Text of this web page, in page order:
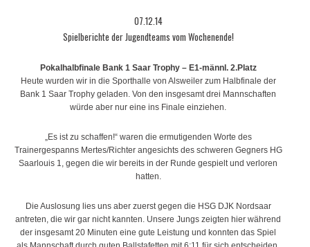
07.12.14
Spielberichte der Jugendteams vom Wochenende!
Pokalhalbfinale Bank 1 Saar Trophy – E1-männl. 2.Platz
Heute wurden wir in die Sporthalle von Alsweiler zum Halbfinale der
Bank 1 Saar Trophy geladen. Von den insgesamt drei Mannschaften
würde aber nur eine ins Finale einziehen.
„Es ist zu schaffen!“ waren die ermutigenden Worte des
Trainergespanns Mertes/Richter angesichts des schweren Gegners HG
Saarlouis 1, gegen die wir bereits in der Runde gespielt und verloren
hatten.
Die Auslosung lies uns aber zuerst gegen die HSG DJK Nordsaar
antreten, die wir gar nicht kannten. Unsere Jungs zeigten hier während
der insgesamt 20 Minuten eine gute Leistung und konnten das Spiel